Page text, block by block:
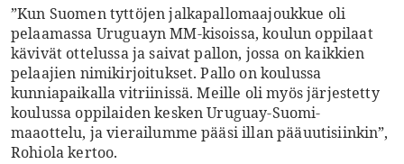
”Kun Suomen tyttöjen jalkapallomaajoukkue oli
pelaamassa Uruguayn MM-kisoissa, koulun oppilaat
kävivät ottelussa ja saivat pallon, jossa on kaikkien
pelaajien nimikirjoitukset. Pallo on koulussa
kunniapaikalla vitriinissä. Meille oli myös järjestetty
koulussa oppilaiden kesken Uruguay-Suomi-
maaottelu, ja vierailumme pääsi illan pääuutisiinkin”,
Rohiola kertoo.